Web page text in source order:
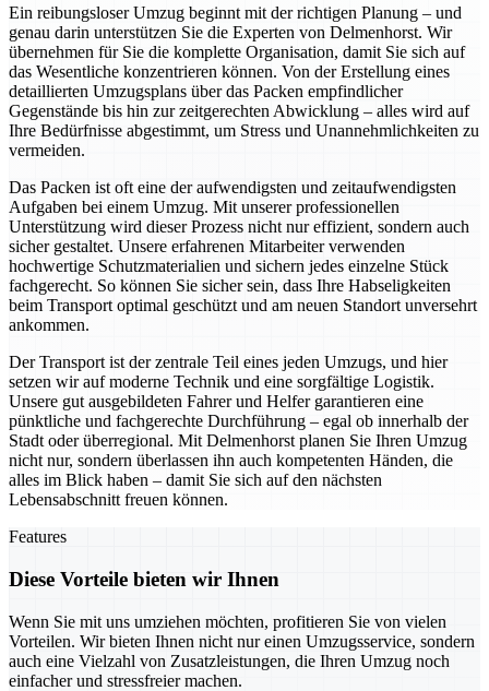
Ein reibungsloser Umzug beginnt mit der richtigen Planung – und
genau darin unterstützen Sie die Experten von Delmenhorst. Wir
übernehmen für Sie die komplette Organisation, damit Sie sich auf
das Wesentliche konzentrieren können. Von der Erstellung eines
detaillierten Umzugsplans über das Packen empfindlicher
Gegenstände bis hin zur zeitgerechten Abwicklung – alles wird auf
Ihre Bedürfnisse abgestimmt, um Stress und Unannehmlichkeiten zu
vermeiden.
Das Packen ist oft eine der aufwendigsten und zeitaufwendigsten
Aufgaben bei einem Umzug. Mit unserer professionellen
Unterstützung wird dieser Prozess nicht nur effizient, sondern auch
sicher gestaltet. Unsere erfahrenen Mitarbeiter verwenden
hochwertige Schutzmaterialien und sichern jedes einzelne Stück
fachgerecht. So können Sie sicher sein, dass Ihre Habseligkeiten
beim Transport optimal geschützt und am neuen Standort unversehrt
ankommen.
Der Transport ist der zentrale Teil eines jeden Umzugs, und hier
setzen wir auf moderne Technik und eine sorgfältige Logistik.
Unsere gut ausgebildeten Fahrer und Helfer garantieren eine
pünktliche und fachgerechte Durchführung – egal ob innerhalb der
Stadt oder überregional. Mit Delmenhorst planen Sie Ihren Umzug
nicht nur, sondern überlassen ihn auch kompetenten Händen, die
alles im Blick haben – damit Sie sich auf den nächsten
Lebensabschnitt freuen können.
Features
Diese Vorteile bieten wir Ihnen
Wenn Sie mit uns umziehen möchten, profitieren Sie von vielen
Vorteilen. Wir bieten Ihnen nicht nur einen Umzugsservice, sondern
auch eine Vielzahl von Zusatzleistungen, die Ihren Umzug noch
einfacher und stressfreier machen.